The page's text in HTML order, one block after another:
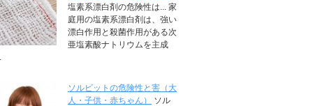
塩素系漂白剤の危険性は... 家
庭用の塩素系漂白剤は、強い
漂白作用と殺菌作用がある次
亜塩素酸ナトリウムを主成
ソルビットの危険性と害（大
人・子供・赤ちゃん）
ソル